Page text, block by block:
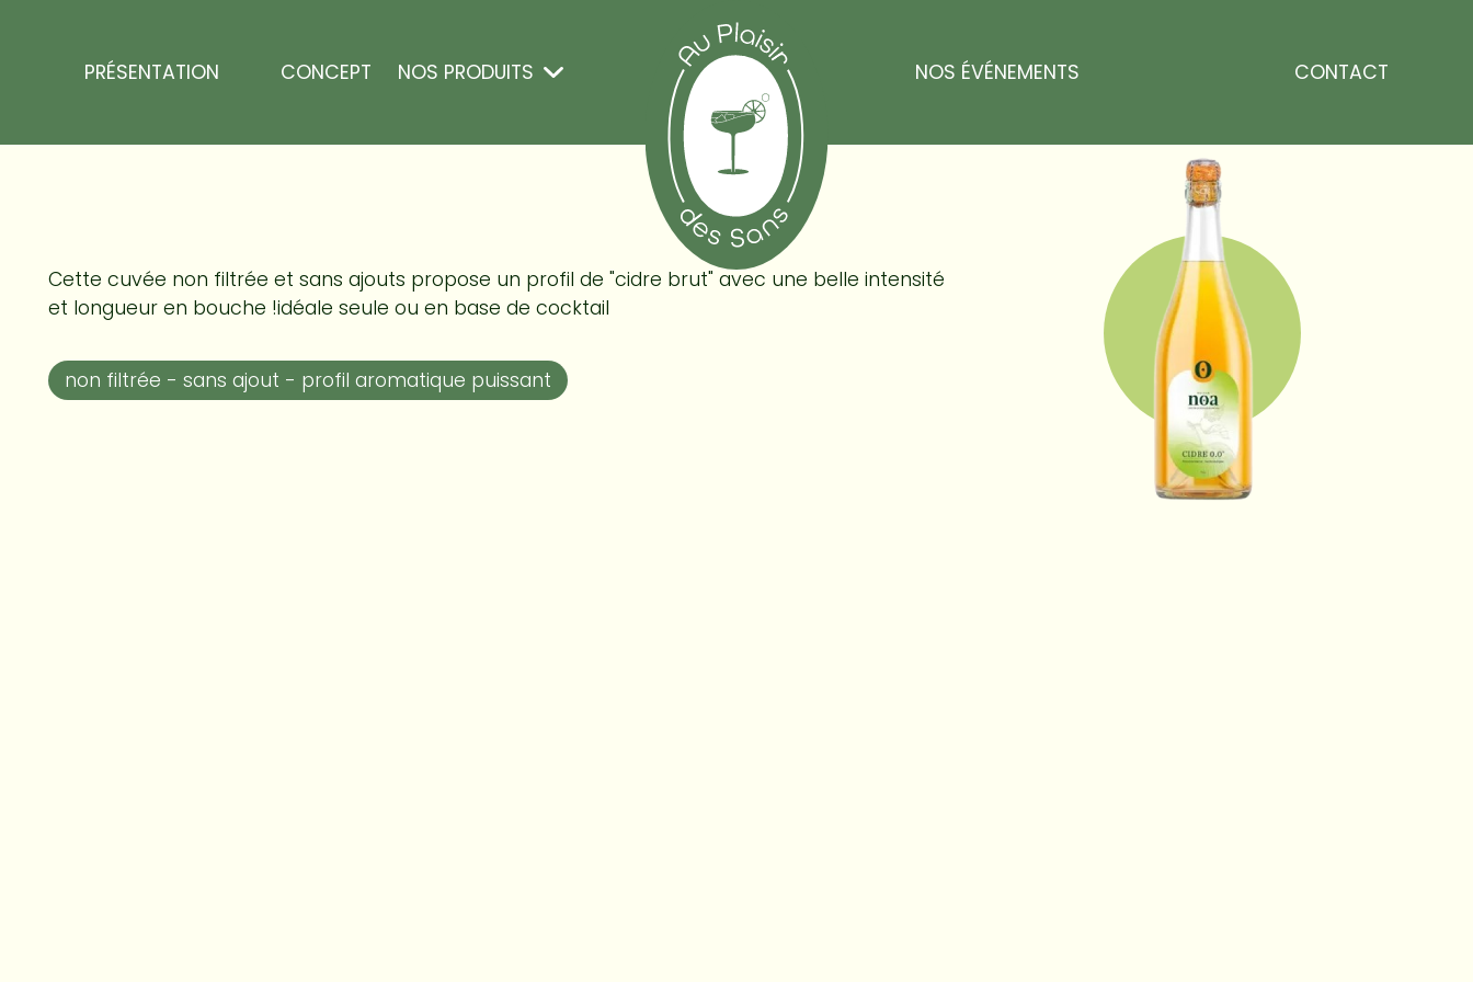
PRÉSENTATION CONCEPT NOS PRODUITS NOS ÉVÉNEMENTS CONTACT
Cuvée intense - Maison Noa
Cette cuvée non filtrée et sans ajouts propose un profil de "cidre brut" avec une belle intensité
et longueur en bouche !idéale seule ou en base de cocktail
non filtrée - sans ajout - profil aromatique puissant